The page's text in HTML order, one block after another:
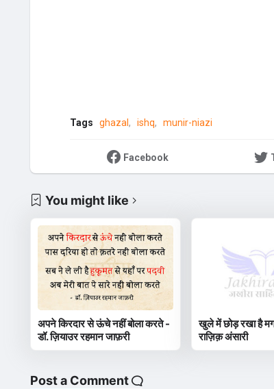
Tags ghazal ishq munir-niazi
Facebook
You might like
अपने किरदार से ऊंचे नहीं बोला करते -
डॉ. ज़ियाउर रहमान जाफ़री
खुले में छोड़ रखा है
राज़िक़ अंसारी
Post a Comment